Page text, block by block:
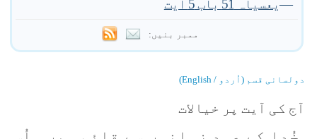
—یعسیاہ 51 باب 5 آیت
ممبر بنیں:
دولسانی قسم (اُردو / English)
آج کی آیت پر خیالات